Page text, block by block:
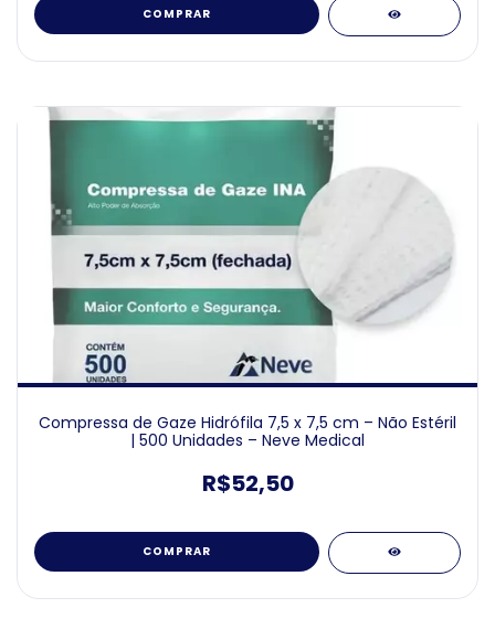
COMPRAR
Compressa de Gaze Hidrófila 7,5 x 7,5 cm – Não Estéril
| 500 Unidades – Neve Medical
R$52,50
COMPRAR